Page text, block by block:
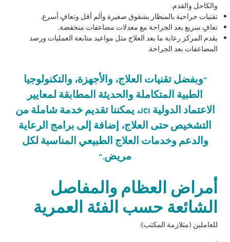
والكاحل والقدم.
تقنيات جراحية بالمنظار بشقوق صغيرة وألم أقل وتعافٍ أسرع.
تعافٍ سريع بعد الجراحة مع معدلات مضاعفات منخفضة.
يقدم المركز رعاية ما بعد العلاج مثل مواعيد متابعة العمليات ورصد
المضاعفات بعد الجراحة.
"وبفضل تقنيات العلاج، والأجهزة، والتكنولوجيا
الطبية المتكاملة والحديثة المطابقة لمعايير
الاعتماد الدولية JCI، يمكننا تقديم خدمة شاملة من
التشخيص حتى العلاج، إضافة إلى برامج الرعاية
والدعم وخدمات العلاج الطبيعي المناسبة لكل
مريض."
أمراض العظام والمفاصل
الشائعة حسب الفئة العمرية
للعاملين (متلازمة المكتب):